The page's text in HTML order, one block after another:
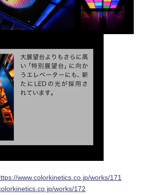
www.colorkinetics.co.jp/works/171
works/172